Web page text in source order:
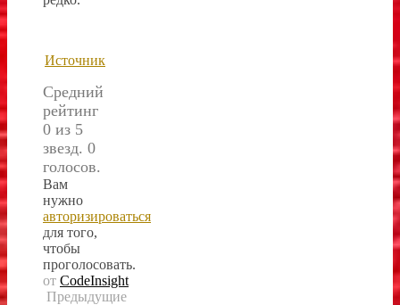
Источник
Средний
рейтинг
0 из 5
звезд. 0
голосов.
Вам
нужно
авторизироваться
для того,
чтобы
проголосовать.
от CodeInsight
Предыдущие